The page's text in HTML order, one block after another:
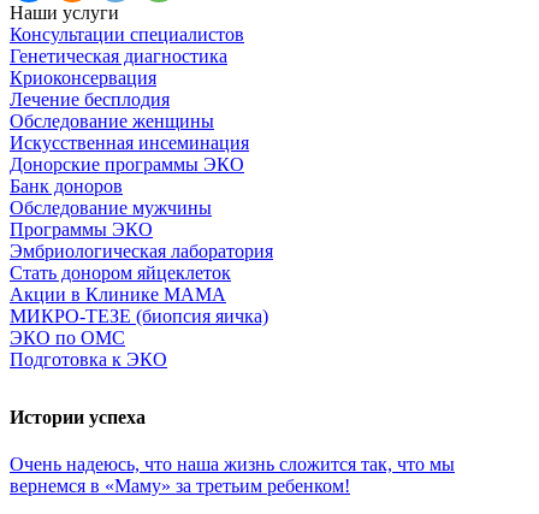
Наши услуги
Консультации специалистов
Генетическая диагностика
Криоконсервация
Лечение бесплодия
Обследование женщины
Искусственная инсеминация
Донорские программы ЭКО
Банк доноров
Обследование мужчины
Программы ЭКО
Эмбриологическая лаборатория
Стать донором яйцеклеток
Акции в Клинике МАМА
МИКРО-ТЕЗЕ (биопсия яичка)
ЭКО по ОМС
Подготовка к ЭКО
Истории успеха
Очень надеюсь, что наша жизнь сложится так, что мы
вернемся в «Маму» за третьим ребенком!